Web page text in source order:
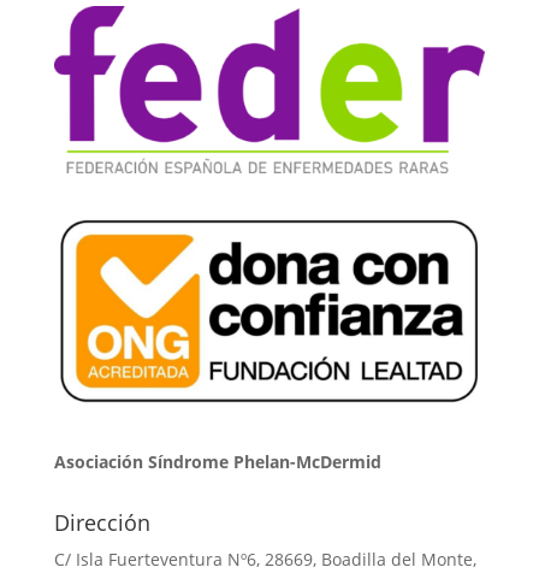
Asociación Síndrome Phelan-McDermid
Dirección
C/ Isla Fuerteventura Nº6, 28669, Boadilla del Monte,